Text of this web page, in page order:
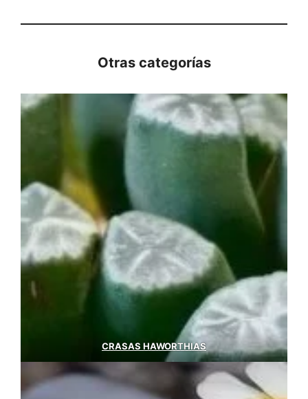
Otras categorías
CRASAS HAWORTHIAS